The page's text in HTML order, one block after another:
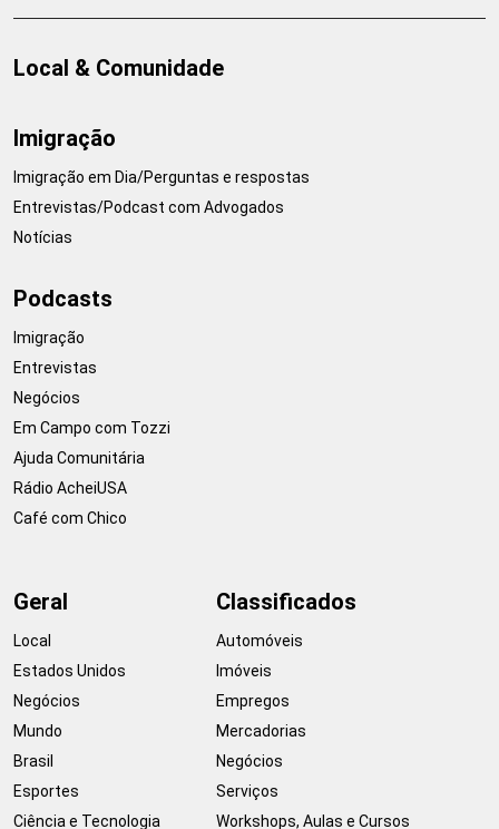
Local & Comunidade
Imigração
Imigração em Dia/Perguntas e respostas
Entrevistas/Podcast com Advogados
Notícias
Podcasts
Imigração
Entrevistas
Negócios
Em Campo com Tozzi
Ajuda Comunitária
Rádio AcheiUSA
Café com Chico
Geral
Local
Estados Unidos
Negócios
Mundo
Brasil
Esportes
Ciência e Tecnologia
Classificados
Automóveis
Imóveis
Empregos
Mercadorias
Negócios
Serviços
Workshops, Aulas e Cursos